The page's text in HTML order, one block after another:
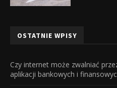
OSTATNIE WPISY
Czy internet może zwalniać
aplikacji bankowych i